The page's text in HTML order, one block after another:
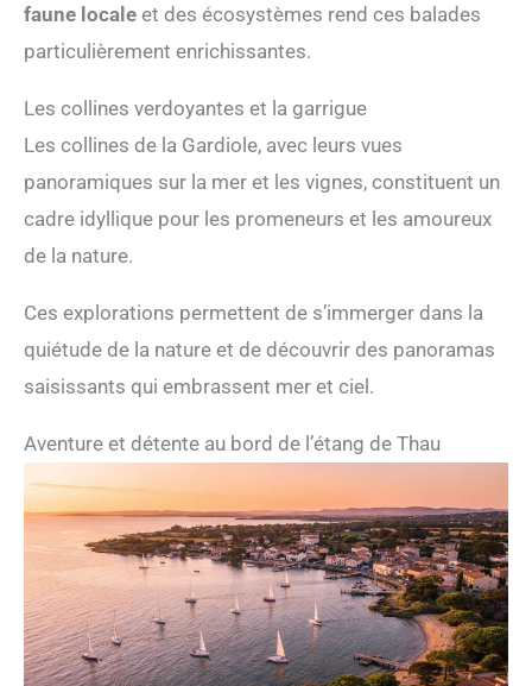
faune locale et des écosystèmes rend ces balades
particulièrement enrichissantes.
Les collines verdoyantes et la garrigue
Les collines de la Gardiole, avec leurs vues
panoramiques sur la mer et les vignes, constituent un
cadre idyllique pour les promeneurs et les amoureux
de la nature.
Ces explorations permettent de s’immerger dans la
quiétude de la nature et de découvrir des panoramas
saisissants qui embrassent mer et ciel.
Aventure et détente au bord de l’étang de Thau